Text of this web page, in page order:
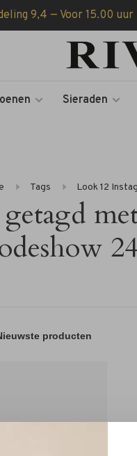
9,4 — Voor 15.00
Sieraden
Tags Look 12